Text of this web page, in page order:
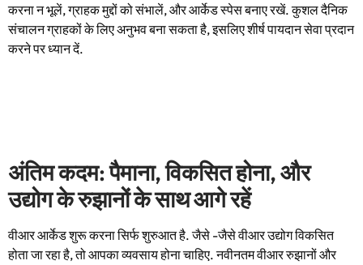
करना न भूलें, ग्राहक मुद्दों को संभालें, और आर्केड स्पेस बनाए रखें. कुशल दैनिक
संचालन ग्राहकों के लिए अनुभव बना सकता है, इसलिए शीर्ष पायदान सेवा प्रदान
करने पर ध्यान दें.
अंतिम कदम: पैमाना, विकसित होना, और
उद्योग के रुझानों के साथ आगे रहें
वीआर आर्केड शुरू करना सिर्फ शुरुआत है. जैसे -जैसे वीआर उद्योग विकसित
होता जा रहा है, तो आपका व्यवसाय होना चाहिए. नवीनतम वीआर रुझानों और